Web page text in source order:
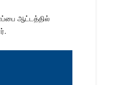
ஆட்டத்தில்